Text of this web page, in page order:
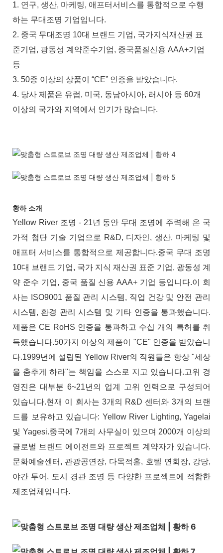
1. 연구, 생산, 마케팅, 애프터서비스를 통합적으로 수행
하는 무대조명 기업입니다.
2. 중국 무대조명 10대 브랜드 기업, 국가지식재산권 표
준기업, 광동성 계약준수기업, 중국품질신용 AAA+기업
등
3. 50종 이상의 상품이 “CE” 인증을 받았습니다.
4. 당사 제품은 유럽, 미국, 동남아시아, 러시아 등 60개
이상의 국가와 지역에서 인기가 많습니다.
황하 소개
Yellow River 조명 - 21년 동안 무대 조명에 주력해 온 국
가적 첨단 기술 기업으로 R&D, 디자인, 생산, 마케팅 및
애프터 서비스를 통합적으로 제공합니다.중국 무대 조명
10대 브랜드 기업, 국가 지식 재산권 표준 기업, 광동성 계
약 준수 기업, 중국 품질 신용 AAA+ 기업 등입니다.이 회
사는 ISO9001 품질 관리 시스템, 직업 건강 및 안전 관리
시스템, 환경 관리 시스템 및 기타 인증을 통과했습니다.
제품은 CE RoHS 인증을 통과하고 수십 개의 특허를 취
득했습니다.50가지 이상의 제품이 "CE" 인증을 받았습니
다.1999년에 설립된 Yellow River의 직원들은 항상 "세상
을 춤추게 하라"는 책임을 스스로 지고 있습니다.고위 경
영진은 대부분 6~21년의 업계 고위 인력으로 구성되어
있습니다.현재 이 회사는 3개의 R&D 센터와 3개의 브랜
드를 보유하고 있습니다: Yellow River Lighting, Yagelai
및 Yagesi.중국에 7개의 사무실이 있으며 2000개 이상의
글로벌 브랜드 에이전트와 프로젝트 계약자가 있습니다.
문화예술센터, 관광공연장, 다목적홀, 호텔 연회장, 강당,
야간 투어, 도시 경관 조명 등 다양한 프로젝트에 적합한
제조업체입니다.